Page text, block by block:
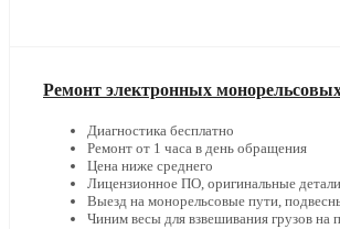
Ремонт электронных
Диагностика бесплатно
Ремонт от 1 часа в день обращения
Цена ниже среднего
Лицензионное ПО, оригинальные детали
Выезд на монорельсовые пути,
Чиним весы для взвешивания грузов на